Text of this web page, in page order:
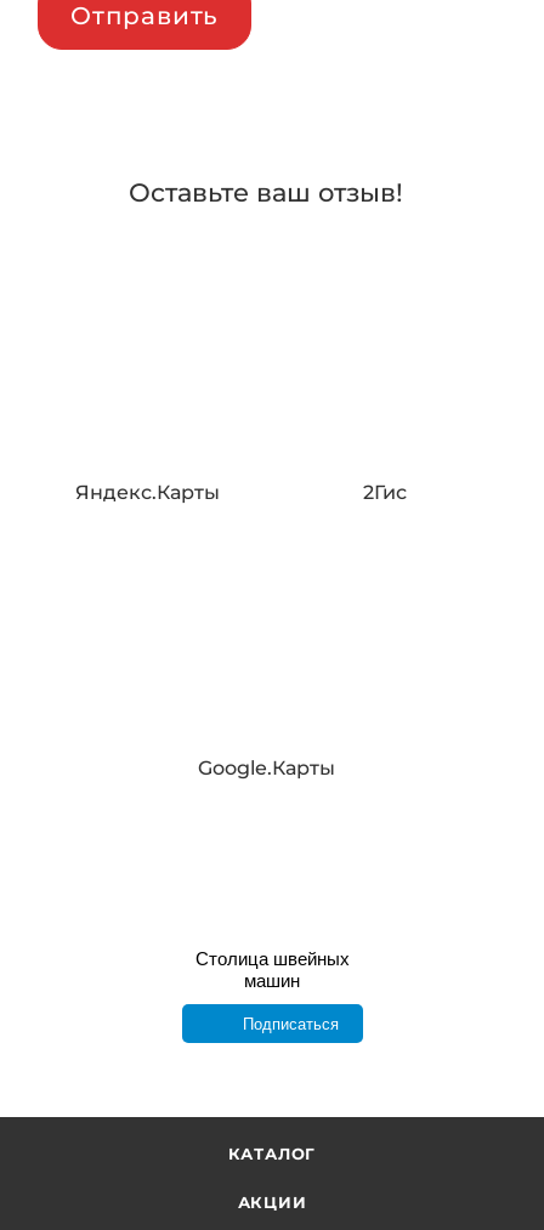
Отправить
Оставьте ваш отзыв!
Яндекс.Карты 2Гис
Google.Карты
Столица швейных
машин
Подписаться
КАТАЛОГ
АКЦИИ